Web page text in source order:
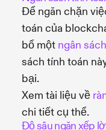
Để ngăn chặn
toán của
bổ một ngân
sách tính toán
bại.
Xem tài liệu về
chi tiết cụ thể.
Độ sâu ngăn xếp